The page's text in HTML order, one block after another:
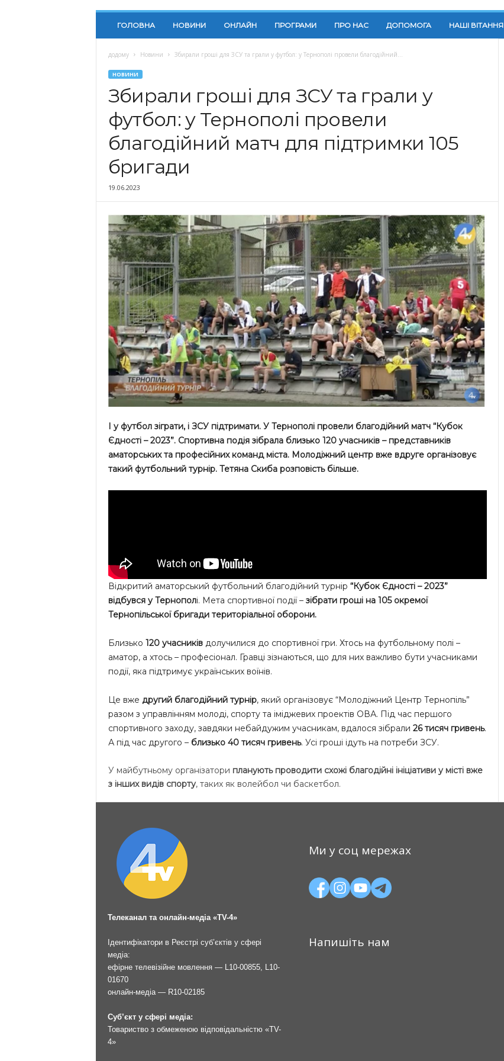
ГОЛОВНА НОВИНИ ОНЛАЙН ПРОГРАМИ ПРО НАС ДОПОМОГА НАШІ ВІТАННЯ
додому Новини Збирали гроші для ЗСУ та грали у футбол: у Тернополі провели благодійний...
НОВИНИ
Збирали гроші для ЗСУ та грали у
футбол: у Тернополі провели
благодійний матч для підтримки 105
бригади
19.06.2023
І у футбол зіграти, і ЗСУ підтримати. У Тернополі провели благодійний матч “Кубок
Єдності – 2023”. Спортивна подія зібрала близько 120 учасників – представників
аматорських та професійних команд міста. Молодіжний центр вже вдруге організовує
такий футбольний турнір. Тетяна Скиба розповість більше.
Відкритий аматорський футбольний благодійний турнір “Кубок Єдності – 2023”
відбувся у Тернополі. Мета спортивної події – зібрати гроші на 105 окремої
Тернопільської бригади територіальної оборони.
Близько 120 учасниківдолучилися до спортивної гри. Хтось на футбольному полі –
аматор, а хтось – професіонал. Гравці зізнаються, що для них важливо бути учасниками
події, яка підтримує українських воїнів.
Це вже другий благодійний турнір, який організовує “Молодіжний Центр Тернопіль”
разом з управлінням молоді, спорту та іміджевих проектів ОВА. Під час першого
спортивного заходу, завдяки небайдужим учасникам, вдалося зібрали 26 тисяч гривень.
А під час другого – близько 40 тисяч гривень. Усі гроші ідуть на потреби ЗСУ.
У майбутньому організатори планують проводити схожі благодійні ініціативи у місті вже
з інших видів спорту, таких як волейбол чи баскетбол.
Телеканал та онлайн-медіа «TV-4»
Ідентифікатори в Реєстрі суб’єктів у сфері
медіа:
ефірне телевізійне мовлення — L10-00855, L10-
01670
онлайн-медіа — R10-02185
Суб’єкт у сфері медіа:
Товариство з обмеженою відповідальністю «TV-
4»
Ми у соц мережах
Напишіть нам